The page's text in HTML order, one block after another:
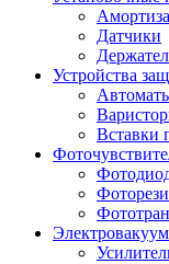
Датчики
Устройства
Вставки